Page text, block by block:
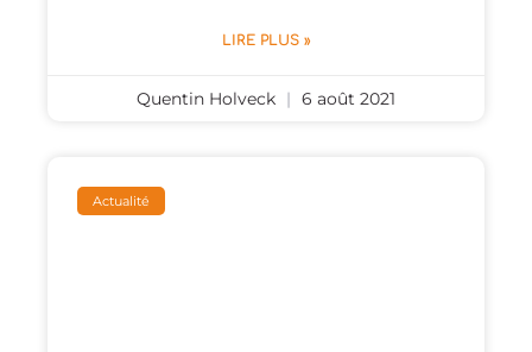
LIRE PLUS »
Quentin Holveck 6 août 2021
Actualité